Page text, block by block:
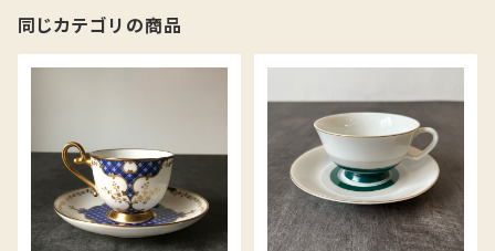
同じカテゴリの商品